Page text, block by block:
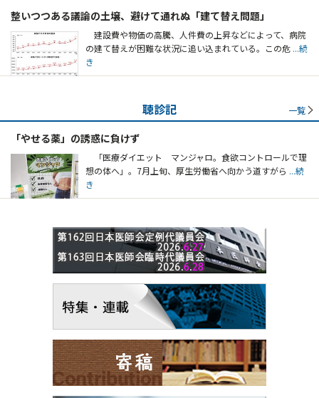
整いつつある議論の土壌、避けて通れぬ「建て替え問題」
建設費や物価の高騰、人件費の上昇などによって、病院
の建て替えが困難な状況に追い込まれている。この危 ...続
き
聴診記 一覧
「やせる薬」の誘惑に負けず
「医療ダイエット マンジャロ。食欲コントロールで理
想の体へ」。7月上旬、厚生労働省へ向かう道すがら ...続
き